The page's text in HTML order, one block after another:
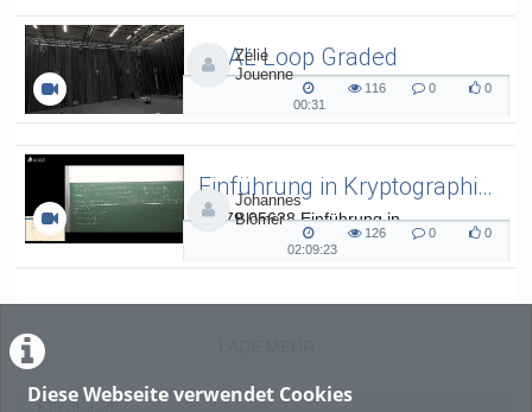
Diese Webseite verwendet Cookies
SAAL Loop Graded
SAAL Musikinformatik
Zélie
Jouenne
00:31
00:31
116
views
0
Kommentare
0
likes
Einführung in Kryptographie (in English) 15
L.079.05638 Einführung in
Kryptographie (in English) - SoSe 26
Johannes
Blömer
02:09:23
02:09:23
126
views
0
Kommentare
0
likes